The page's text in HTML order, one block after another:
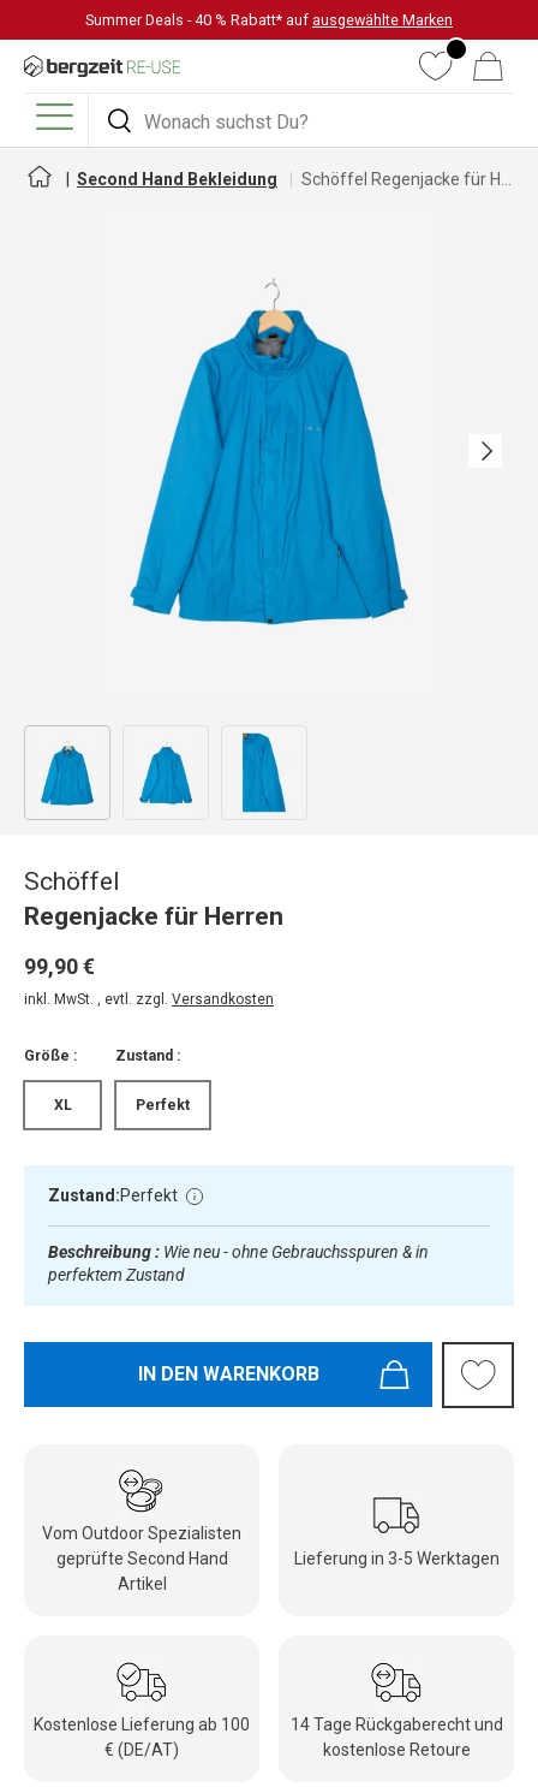
DIREKT ZUM INHALT
Summer Deals - 40 % Rabatt* auf ausgewählte Marken
Suchen
Suchen
WunschlisteWarenkorb
Menü
Second Hand Bekleidung
Nächste
Bild 1 in Galerieansicht laden
Schöffel
Regenjacke für Herren
99,90 €
inkl. MwSt. , evtl. zzgl. Versandkosten
Größe :
XL
Zustand :
Perfekt
Zustand:Perfekt
Beschreibung : Wie neu - ohne Gebrauchsspuren & in
perfektem Zustand
IN DEN WARENKORB
Vom Outdoor Spezialisten
geprüfte Second Hand
Artikel
Lieferung in 3-5 Werktagen
Kostenlose Lieferung ab 100
€ (DE/AT)
14 Tage Rückgaberecht und
kostenlose Retoure